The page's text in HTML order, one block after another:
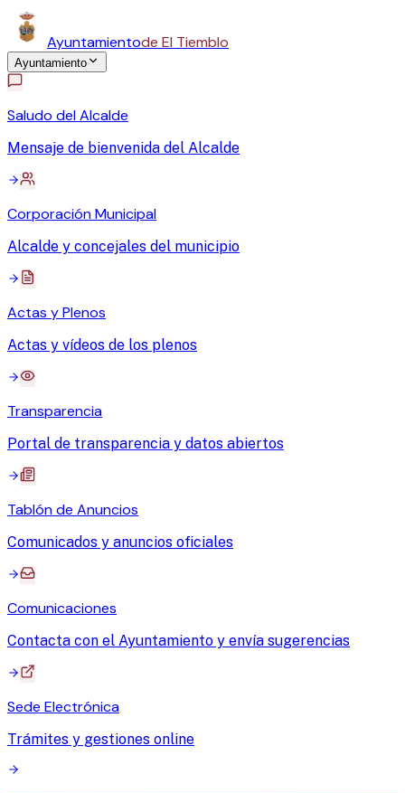
Ayuntamientode El Tiemblo
Ayuntamiento
Saludo del Alcalde
Mensaje de bienvenida del Alcalde
Corporación Municipal
Alcalde y concejales del municipio
Actas y Plenos
Actas y vídeos de los plenos
Transparencia
Portal de transparencia y datos abiertos
Tablón de Anuncios
Comunicados y anuncios oficiales
Comunicaciones
Contacta con el Ayuntamiento y envía sugerencias
Sede Electrónica
Trámites y gestiones online